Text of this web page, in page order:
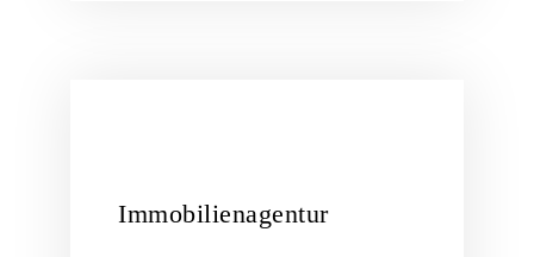
Immobilienagentur